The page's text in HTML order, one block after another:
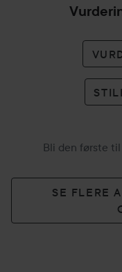
Bli den første
SE FLERE